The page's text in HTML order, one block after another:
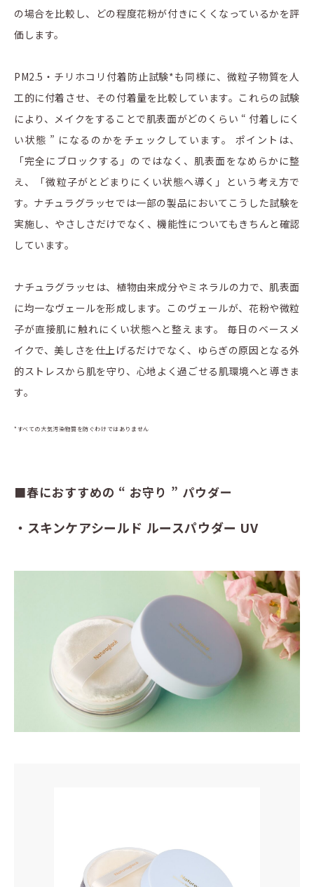
の場合を比較し、どの程度花粉が付きにくくなっているかを評
価します。
PM2.5・チリホコリ付着防止試験*も同様に、微粒子物質を人
工的に付着させ、その付着量を比較しています。これらの試験
により、メイクをすることで肌表面がどのくらい “ 付着しにく
い状態 ” になるのかをチェックしています。 ポイントは、
「完全にブロックする」のではなく、肌表面をなめらかに整
え、「微粒子がとどまりにくい状態へ導く」という考え方で
す。ナチュラグラッセでは一部の製品においてこうした試験を
実施し、やさしさだけでなく、機能性についてもきちんと確認
しています。
ナチュラグラッセは、植物由来成分やミネラルの力で、肌表面
に均一なヴェールを形成します。このヴェールが、花粉や微粒
子が直接肌に触れにくい状態へと整えます。 毎日のベースメ
イクで、美しさを仕上げるだけでなく、ゆらぎの原因となる外
的ストレスから肌を守り、心地よく過ごせる肌環境へと導きま
す。
*すべての大気汚染物質を防ぐわけではありません
■春におすすめの “ お守り ” パウダー
・スキンケアシールド ルースパウダー UV